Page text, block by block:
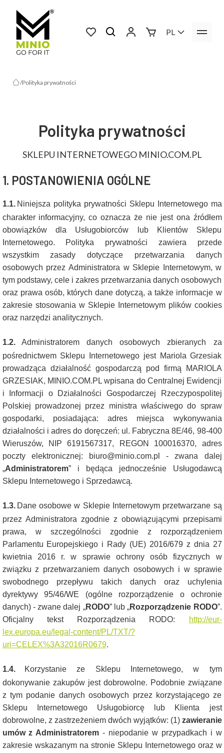
PL
Polityka prywatności
Polityka prywatności
SKLEPU INTERNETOWEGO MINIO.COM.PL
1. POSTANOWIENIA OGÓLNE
1.1. Niniejsza polityka prywatności Sklepu Internetowego ma
charakter informacyjny, co oznacza że nie jest ona źródłem
obowiązków dla Usługobiorców lub Klientów Sklepu
Internetowego. Polityka prywatności zawiera przede
wszystkim zasady dotyczące przetwarzania danych
osobowych przez Administratora w Sklepie Internetowym, w
tym podstawy, cele i zakres przetwarzania danych osobowych
oraz prawa osób, których dane dotyczą, a także informacje w
zakresie stosowania w Sklepie Internetowym plików cookies
oraz narzędzi analitycznych.
1.2.
Administratorem danych osobowych zbieranych za
pośrednictwem Sklepu Internetowego jest Mariola Grzesiak
prowadząca działalność gospodarczą pod firmą MARIOLA
GRZESIAK, MINIO.COM.PL wpisana do Centralnej Ewidencji
i Informacji o Działalności Gospodarczej Rzeczypospolitej
Polskiej prowadzonej przez ministra właściwego do spraw
gospodarki, posiadająca: adres miejsca wykonywania
działalności i adres do doręczeń: ul. Fabryczna 8E/46, 98-400
Wieruszów, NIP 6191567317, REGON 100016370, adres
poczty elektronicznej: biuro@minio.com.pl - zwana dalej
„Administratorem” i będąca jednocześnie Usługodawcą
Sklepu Internetowego i Sprzedawcą.
1.3. Dane osobowe w Sklepie Internetowym przetwarzane są
przez Administratora zgodnie z obowiązującymi przepisami
prawa, w szczególności zgodnie z rozporządzeniem
Parlamentu Europejskiego i Rady (UE) 2016/679 z dnia 27
kwietnia 2016 r. w sprawie ochrony osób fizycznych w
związku z przetwarzaniem danych osobowych i w sprawie
swobodnego przepływu takich danych oraz uchylenia
dyrektywy 95/46/WE (ogólne rozporządzenie o ochronie
danych) - zwane dalej „RODO” lub „Rozporządzenie RODO”.
Oficjalny tekst Rozporządzenia RODO:
http://eur-
lex.europa.eu/legal-content/PL/TXT/?
uri=CELEX%3A32016R0679.
1.4.
Korzystanie ze Sklepu Internetowego, w tym
dokonywanie zakupów jest dobrowolne. Podobnie związane
z tym podanie danych osobowych przez korzystającego ze
Sklepu Internetowego Usługobiorcę lub Klienta jest
dobrowolne, z zastrzeżeniem dwóch wyjątków: (1) zawieranie
umów z Administratorem - niepodanie w przypadkach i w
zakresie wskazanym na stronie Sklepu Internetowego oraz w